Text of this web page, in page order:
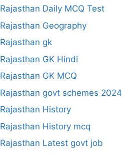
Rajasthan Daily MCQ Test
Rajasthan Geography
Rajasthan gk
Rajasthan GK Hindi
Rajasthan GK MCQ
Rajasthan govt schemes 2024
Rajasthan History
Rajasthan History mcq
Rajasthan Latest govt job